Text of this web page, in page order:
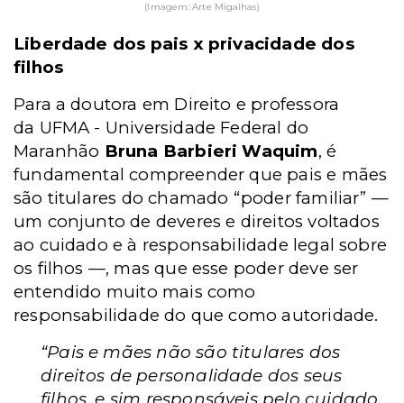
(Imagem: Arte Migalhas)
Liberdade dos pais x privacidade dos
filhos
Para a doutora em Direito e professora
da UFMA- Universidade Federal do
Maranhão Bruna Barbieri Waquim, é
fundamental compreender que pais e mães
são titulares do chamado “poder familiar” —
um conjunto de deveres e direitos voltados
ao cuidado e à responsabilidade legal sobre
os filhos —, mas que esse poder deve ser
entendido muito mais como
responsabilidade do que como autoridade.
“Pais e mães não são titulares dos
direitos de personalidade dos seus